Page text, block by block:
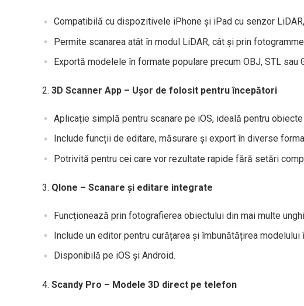
Compatibilă cu dispozitivele iPhone și iPad cu senzor
Permite scanarea atât în modul LiDAR, cât și prin
Exportă modelele în formate populare precum OBJ, STL sau
3D Scanner App – Ușor de folosit pentru începători
Aplicație simplă pentru scanare pe iOS, ideală pentru
Include funcții de editare, măsurare și export în diverse
Potrivită pentru cei care vor rezultate rapide fără setări
Qlone – Scanare și editare integrate
Funcționează prin fotografierea obiectului din mai multe
Include un editor pentru curățarea și îmbunătățirea modelului
Disponibilă pe iOS și Android.
Scandy Pro – Modele 3D direct pe telefon